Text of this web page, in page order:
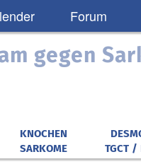
Forum
gegen
KNOCHEN
SARKOME
TGCT /